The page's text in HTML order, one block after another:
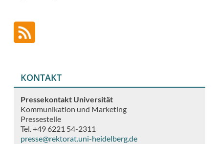
KONTAKT
Pressekontakt Universität
Kommunikation und Marketing
Pressestelle
Tel. +49 6221 54-2311
presse@rektorat.uni-heidelberg.de